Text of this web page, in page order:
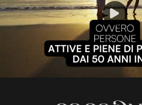
P
l
n
: